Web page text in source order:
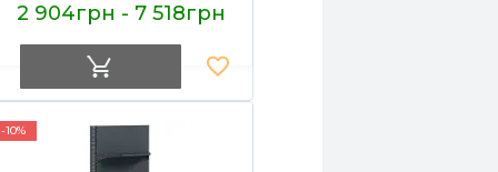
пофарбований для
складу, офісу та дому
2 904грн - 7 518грн
-10%